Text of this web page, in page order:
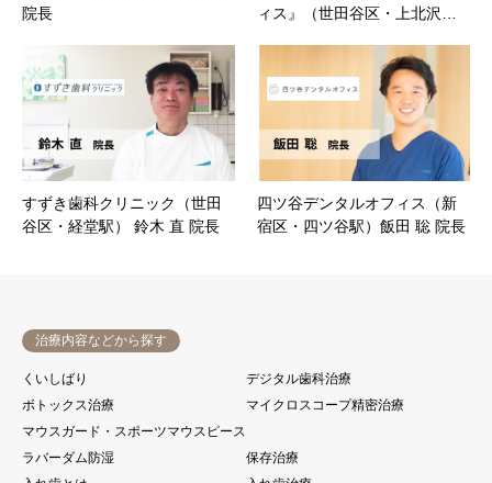
院長
ィス』（世田谷区・上北沢…
すずき歯科クリニック（世田
谷区・経堂駅） 鈴木 直 院長
四ツ谷デンタルオフィス（新
宿区・四ツ谷駅）飯田 聡 院長
治療内容などから探す
くいしばり
デジタル歯科治療
ボトックス治療
マイクロスコープ精密治療
マウスガード・スポーツマウスピース
ラバーダム防湿
保存治療